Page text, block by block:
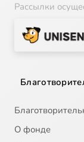
Рассылки
О фонде